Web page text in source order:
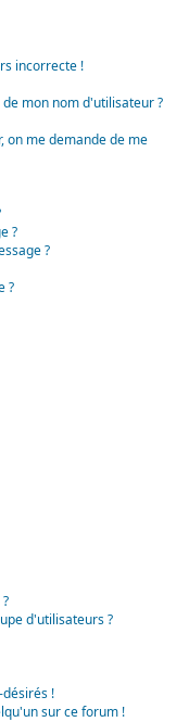
incorrecte !
mon nom d'utilisateur ?
on me demande de me
?
?
?
d'utilisateurs ?
!
sur ce forum !